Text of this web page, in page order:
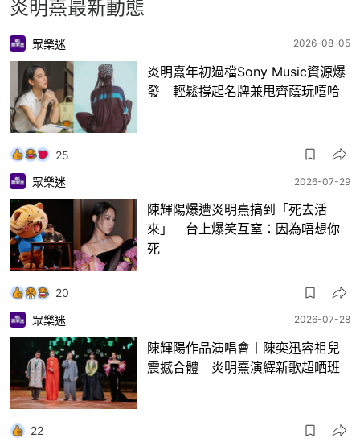
炎明熹最新動態
眾樂迷 2026-08-05
炎明熹年初過檔Sony Music資源爆
發 輕鬆撐起名牌兼甩齊蔭玩嘻哈
25
眾樂迷
2026-07-29
陳輝陽爆遭炎明熹搞到「死去活
來」 台上爆笑互窒：因為唔想你
死
20
眾樂迷
2026-07-28
陳輝陽作品演唱會丨陳奕迅容祖兒
震撼合體 炎明熹演繹新歌超晒班
22